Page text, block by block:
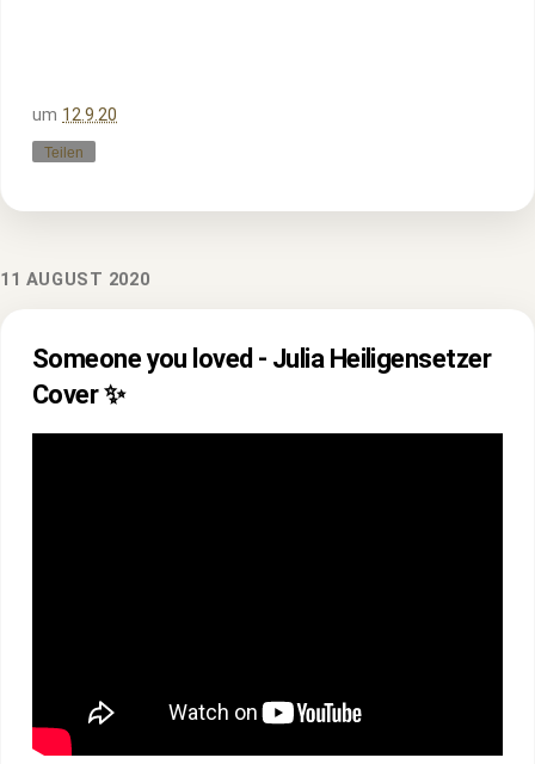
um 12.9.20
Teilen
11 AUGUST 2020
Someone you loved - Julia Heiligensetzer
Cover ✨